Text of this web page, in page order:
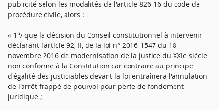
publicité selon les modalités de l'article 826-16 du code de
procédure civile, alors :
« 1°/ que la décision du Conseil constitutionnel à intervenir
déclarant l'article 92, II, de la loi n° 2016-1547 du 18
novembre 2016 de modernisation de la justice du XXIe siècle
non conforme à la Constitution car contraire au principe
d'égalité des justiciables devant la loi entraînera l'annulation
de l'arrêt frappé de pourvoi pour perte de fondement
juridique ;